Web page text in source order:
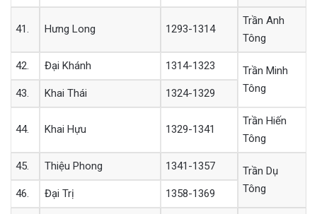
41. Hưng Long 1293-1314
Trần Anh
Tông
42. Đại Khánh 1314-1323
Trần Minh
Tông
43. Khai Thái 1324-1329
44. Khai Hựu 1329-1341
Trần Hiến
Tông
45. Thiệu Phong 1341-1357
Trần Dụ
Tông
46. Đại Trị 1358-1369